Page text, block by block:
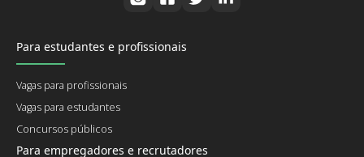
Para estudantes e profissionais
Vagas para profissionais
Vagas para estudantes
Concursos públicos
Para empregadores e recrutadores